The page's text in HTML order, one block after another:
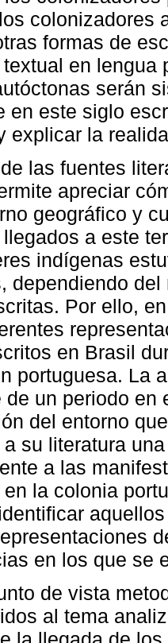
colonizadores
formas de
en lengua
serán
en este siglo
explicar la
las fuentes
apreciar
geográfico y
a este
indígenas
dependiendo
Por ello,
en Brasil
portuguesa. La
de un periodo
del entorno
su literatura
a las
la colonia
en los que se
de vista
al tema